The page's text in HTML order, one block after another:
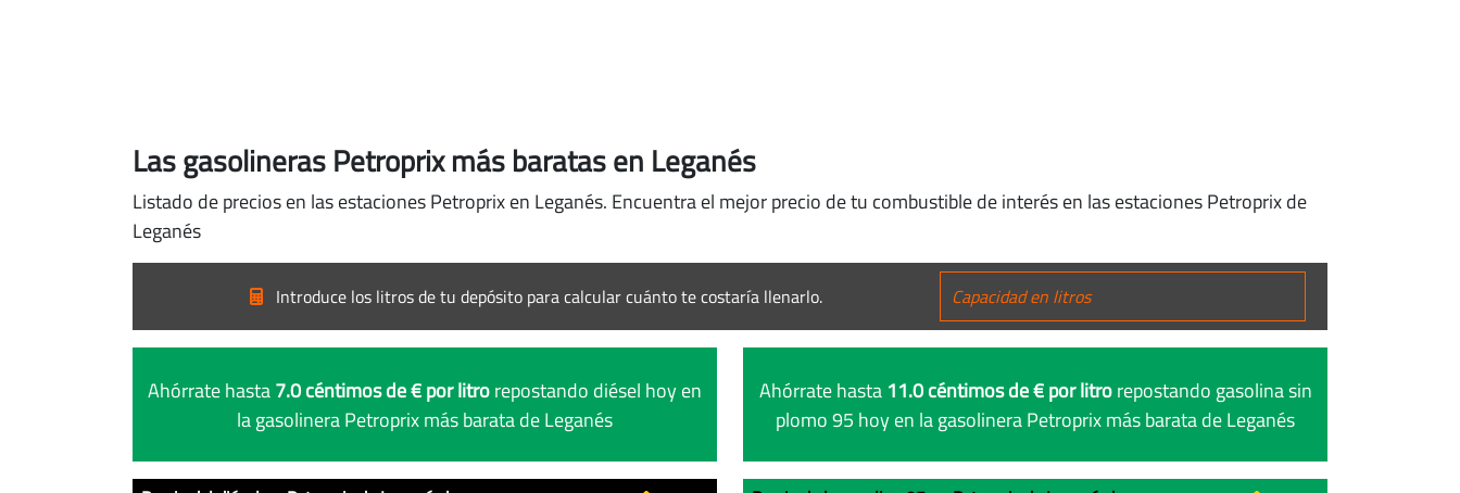
Las gasolineras Petroprix más baratas en Leganés
Listado de precios en las estaciones Petroprix en Leganés. Encuentra el mejor precio de tu combustible de interés en las estaciones Petroprix de
Leganés
Introduce los litros de tu depósito para calcular cuánto te costaría llenarlo.
Ahórrate hasta7.0 céntimos de € por litrorepostando diésel hoy en
la gasolinera Petroprix más barata de Leganés
Ahórrate hasta 11.0 céntimos de € por litrorepostando gasolina sin
plomo 95 hoy en la gasolinera Petroprix más barata de Leganés